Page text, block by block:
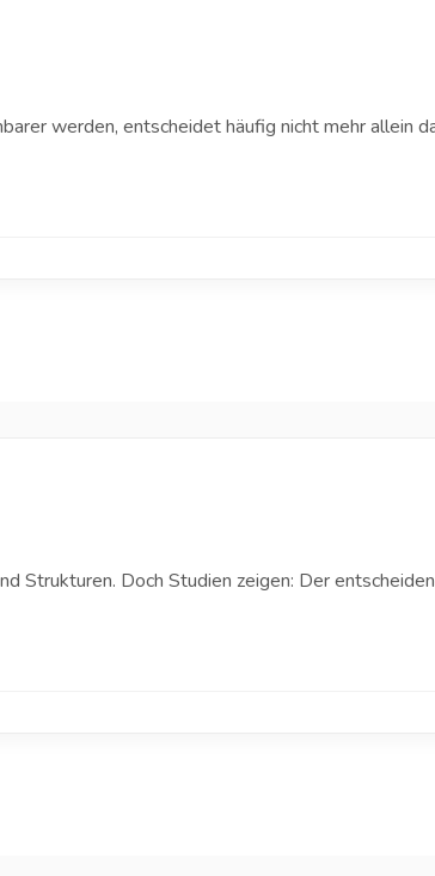
werden, entscheidet häufig nicht mehr allein
Strukturen. Doch Studien zeigen: Der